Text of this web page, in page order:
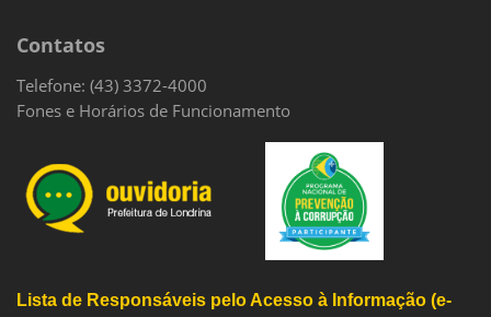
Contatos
Telefone: (43) 3372-4000
Fones e Horários de Funcionamento
Lista de Responsáveis pelo Acesso à Informação (e-